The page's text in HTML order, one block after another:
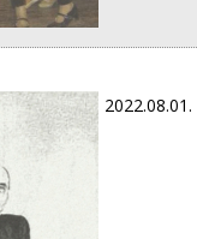
2022.08.01.